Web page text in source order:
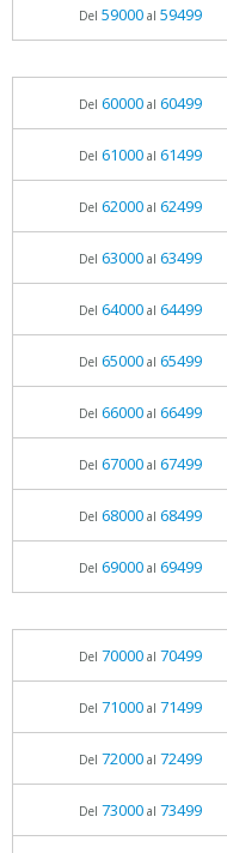
Del 59000al 59499
Del 60000al 60499
Del 61000al 61499
Del 62000al 62499
Del 63000al 63499
Del 64000al 64499
Del 65000al 65499
Del 66000al 66499
Del 67000al 67499
Del 68000al 68499
Del 69000al 69499
Del 70000al 70499
Del 71000al 71499
Del 72000al 72499
Del 73000al 73499